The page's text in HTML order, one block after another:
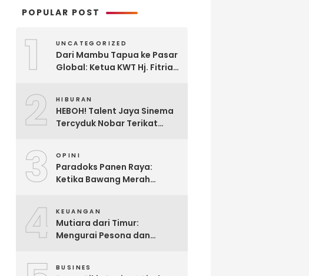
POPULAR POST
1 UNCATEGORIZED
Dari Mambu Tapua ke Pasar
Global: Ketua KWT Hj. Fitria
Negeri
2 HIBURAN
HEBOH! Talent Jaya Sinema
Tercyduk Nobar Terikat
3 OPINI
Paradoks Panen Raya:
Ketika Bawang Merah
4 KEUANGAN
Mutiara dari Timur:
Mengurai Pesona dan
BUSINES